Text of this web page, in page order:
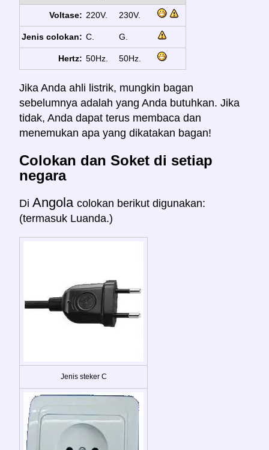
Voltase: 220V. 230V.
Jenis colokan: C. G.
Hertz: 50Hz. 50Hz.
Jika Anda ahli listrik, mungkin bagan
sebelumnya adalah yang Anda butuhkan. Jika
tidak, Anda dapat terus membaca dan
menemukan apa yang dikatakan bagan!
Colokan dan Soket di setiap
negara
Di Angola colokan berikut digunakan:
(termasuk Luanda.)
Jenis steker C